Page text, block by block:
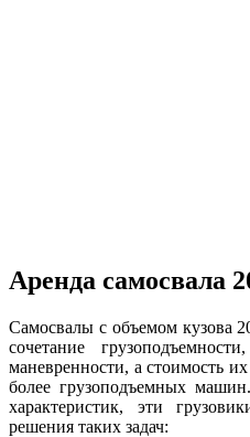
Аренда самосвала
Самосвалы с объемом кузова
сочетание
маневренности, а стоимость
более грузоподъемных
характеристик, эти
решения таких задач: